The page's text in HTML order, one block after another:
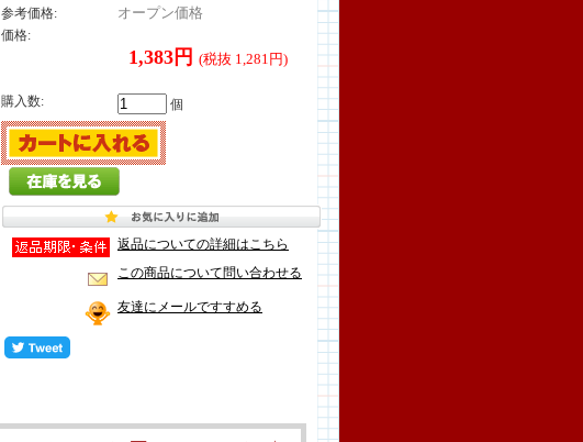
参考価格: オープン価格
価格:
1,383円 (税抜 1,281円)
購入数: 個
返品についての詳細はこちら
この商品について問い合わせる
友達にメールですすめる